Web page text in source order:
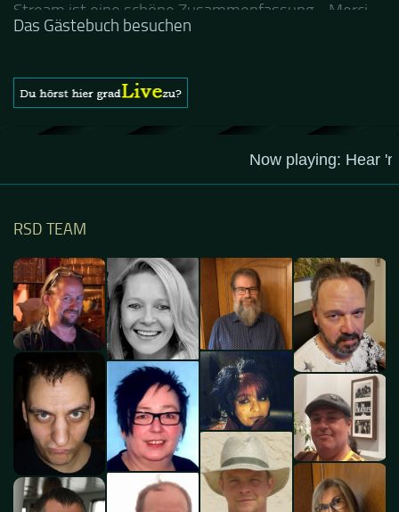
Stream ist eine schöne Zusammenfassung - Merci...